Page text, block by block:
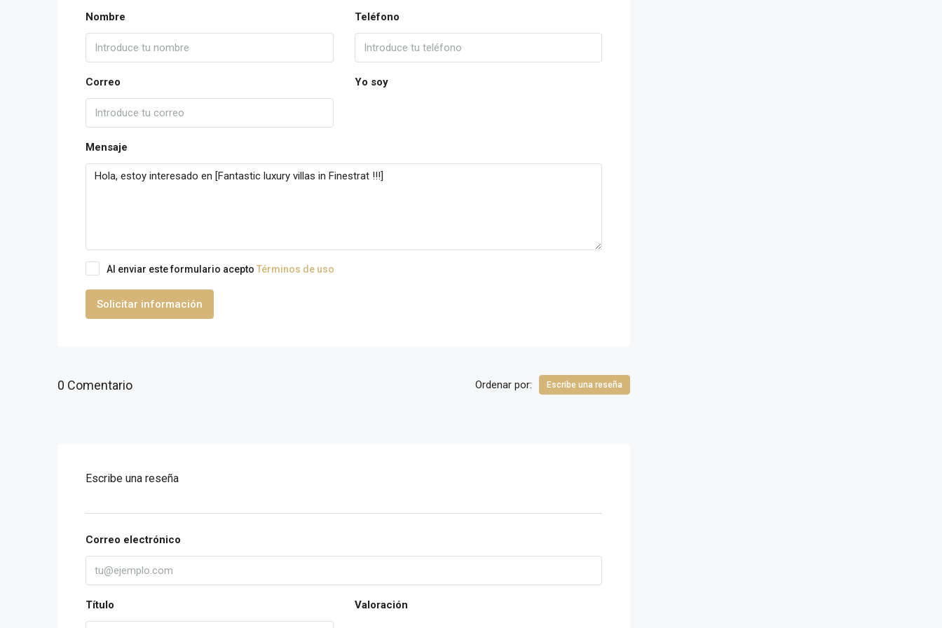
Nombre Teléfono
Correo Yo soy
Mensaje
Al enviar este formulario acepto Términos de uso
Solicitar información
0 Comentario Ordenar por: Escribe una reseña
Escribe una reseña
Correo electrónico
Título Valoración